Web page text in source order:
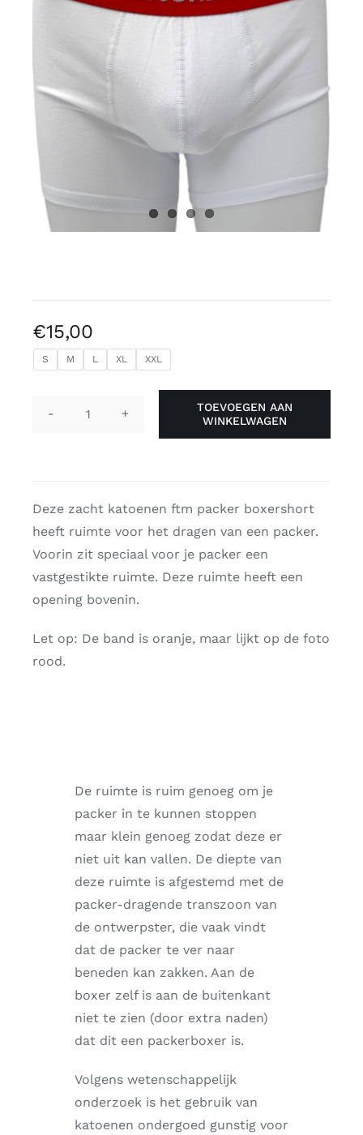
Gratis binders
Reviews
€15,00
S M L XL XXL
Jack
boxershort
'wit'
aantal
TOEVOEGEN AAN
WINKELWAGEN
Deze zacht katoenen ftm packer boxershort
heeft ruimte voor het dragen van een packer.
Voorin zit speciaal voor je packer een
vastgestikte ruimte. Deze ruimte heeft een
opening bovenin.
Let op: De band is oranje, maar lijkt op de foto
rood.
De ruimte is ruim genoeg om je
packer in te kunnen stoppen
maar klein genoeg zodat deze er
niet uit kan vallen. De diepte van
deze ruimte is afgestemd met de
packer-dragende transzoon van
de ontwerpster, die vaak vindt
dat de packer te ver naar
beneden kan zakken. Aan de
boxer zelf is aan de buitenkant
niet te zien (door extra naden)
dat dit een packerboxer is.
Volgens wetenschappelijk
onderzoek is het gebruik van
katoenen ondergoed gunstig voor